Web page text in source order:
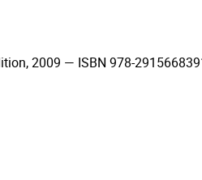
2009 — ISBN 978-